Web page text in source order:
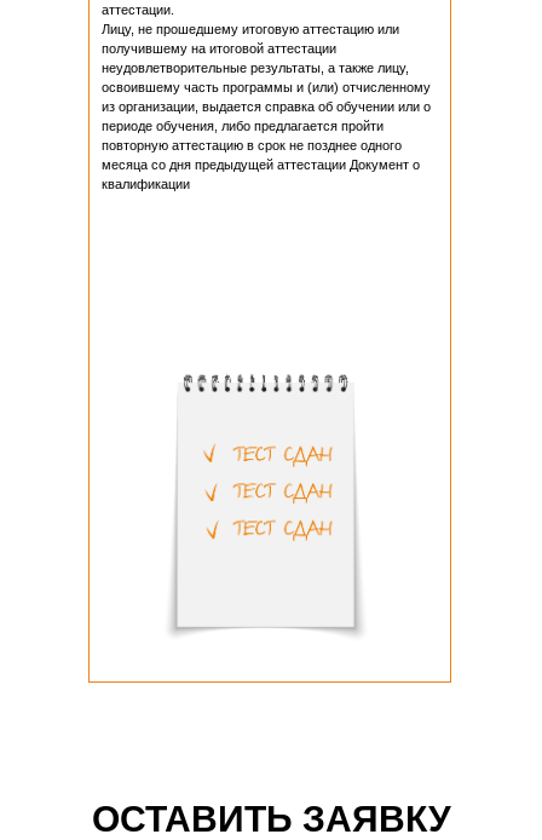
аттестации.
Лицу, не прошедшему итоговую аттестацию или
получившему на итоговой аттестации
неудовлетворительные результаты, а также лицу,
освоившему часть программы и (или) отчисленному
из организации, выдается справка об обучении или о
периоде обучения, либо предлагается пройти
повторную аттестацию в срок не позднее одного
месяца со дня предыдущей аттестации Документ о
квалификации
ОСТАВИТЬ ЗАЯВКУ